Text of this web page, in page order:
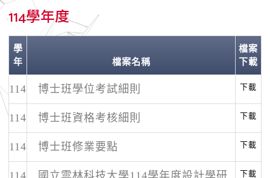
114學年度
學
年
檔案名稱
檔案
下載
114 博士班學位考試細則 下載
114 博士班資格考核細則 下載
114 博士班修業要點 下載
114 國立雲林科技大學114學年度設計學研
下載